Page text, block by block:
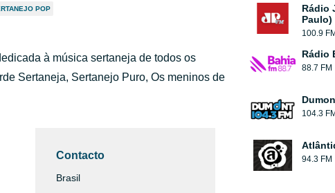
há 23 horas
POP
à música sertaneja de todos os
Sertaneja, Sertanejo Puro, Os meninos de
Contacto
Brasil
Rádio
Paulo)
100.9 FM
Rádio
88.7 FM
104.3 FM
94.3 FM